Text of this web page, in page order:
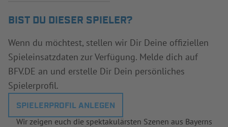
BIST DU DIESER SPIELER?
Wenn du möchtest, stellen wir Dir Deine offiziellen
Spieleinsatzdaten zur Verfügung. Melde dich auf
BFV.DE an und erstelle Dir Dein persönliches
Spielerprofil.
SPIELERPROFIL ANLEGEN
Wir zeigen euch die spektakulärsten Szenen aus Bayerns